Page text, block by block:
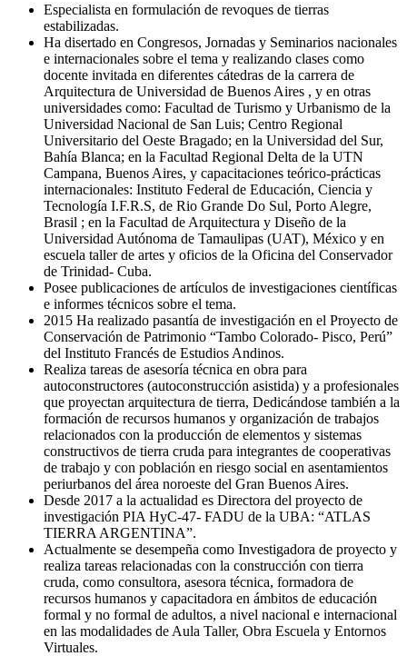
Especialista en formulación de revoques de tierras
estabilizadas.
Ha disertado en Congresos, Jornadas y Seminarios nacionales
e internacionales sobre el tema y realizando clases como
docente invitada en diferentes cátedras de la carrera de
Arquitectura de Universidad de Buenos Aires , y en otras
universidades como: Facultad de Turismo y Urbanismo de la
Universidad Nacional de San Luis; Centro Regional
Universitario del Oeste Bragado; en la Universidad del Sur,
Bahía Blanca; en la Facultad Regional Delta de la UTN
Campana, Buenos Aires, y capacitaciones teórico-prácticas
internacionales: Instituto Federal de Educación, Ciencia y
Tecnología I.F.R.S, de Rio Grande Do Sul, Porto Alegre,
Brasil ; en la Facultad de Arquitectura y Diseño de la
Universidad Autónoma de Tamaulipas (UAT), México y en
escuela taller de artes y oficios de la Oficina del Conservador
de Trinidad- Cuba.
Posee publicaciones de artículos de investigaciones científicas
e informes técnicos sobre el tema.
2015 Ha realizado pasantía de investigación en el Proyecto de
Conservación de Patrimonio “Tambo Colorado- Pisco, Perú”
del Instituto Francés de Estudios Andinos.
Realiza tareas de asesoría técnica en obra para
autoconstructores (autoconstrucción asistida) y a profesionales
que proyectan arquitectura de tierra, Dedicándose también a la
formación de recursos humanos y organización de trabajos
relacionados con la producción de elementos y sistemas
constructivos de tierra cruda para integrantes de cooperativas
de trabajo y con población en riesgo social en asentamientos
periurbanos del área noroeste del Gran Buenos Aires.
Desde 2017 a la actualidad es Directora del proyecto de
investigación PIA HyC-47- FADU de la UBA: “ATLAS
TIERRA ARGENTINA”.
Actualmente se desempeña como Investigadora de proyecto y
realiza tareas relacionadas con la construcción con tierra
cruda, como consultora, asesora técnica, formadora de
recursos humanos y capacitadora en ámbitos de educación
formal y no formal de adultos, a nivel nacional e internacional
en las modalidades de Aula Taller, Obra Escuela y Entornos
Virtuales.